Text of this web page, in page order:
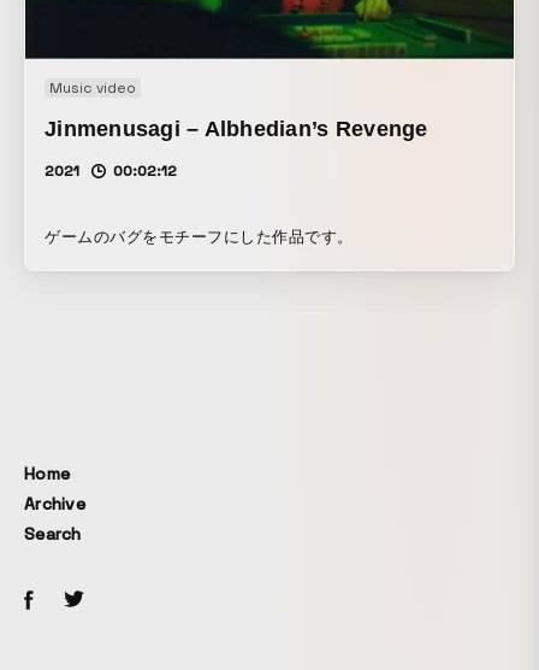
Music video
Jinmenusagi – Albhedian’s Revenge
2021 00:02:12
ゲームのバグをモチーフにした作品です。
Home
Archive
Search